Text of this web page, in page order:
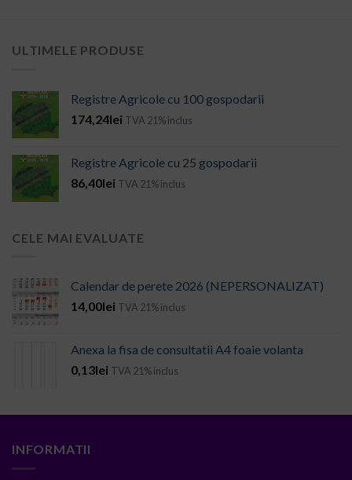
ULTIMELE PRODUSE
Registre Agricole cu 100 gospodarii
174,24lei TVA 21% inclus
Registre Agricole cu 25 gospodarii
86,40lei TVA 21% inclus
CELE MAI EVALUATE
Calendar de perete 2026 (NEPERSONALIZAT)
14,00lei TVA 21% inclus
Anexa la fisa de consultatii A4 foaie volanta
0,13lei TVA 21% inclus
INFORMATII